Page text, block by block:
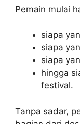
Pemain mulai
siapa
siapa
siapa
hingga
festival.
Tanpa sadar,